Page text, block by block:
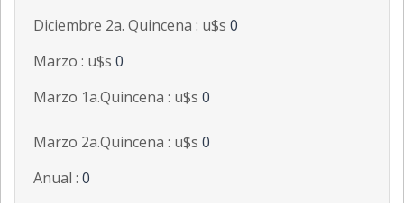
Diciembre 2a. Quincena : u$s 0
Marzo : u$s 0
Marzo 1a.Quincena : u$s 0
Marzo 2a.Quincena : u$s 0
Anual : 0